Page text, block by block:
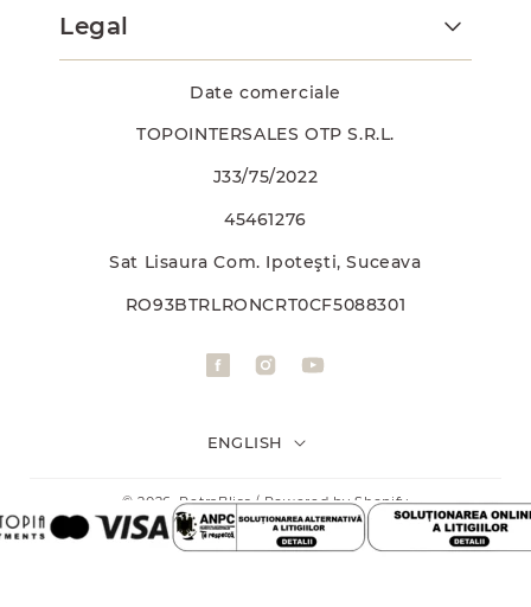
Legal
Date comerciale
TOPOINTERSALES OTP S.R.L.
J33/75/2022
45461276
Sat Lisaura Com. Ipoteşti, Suceava
RO93BTRLRONCRT0CF5088301
F
c
b
o
o
I
s
a
g
r
Y
u
b
e
ENGLISH
© 2026,PetraBliss/Powered by Shopify